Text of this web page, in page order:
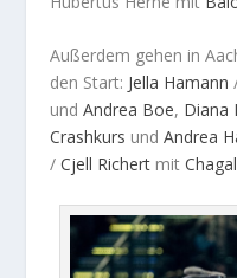
Außerdem gehen in
den Start: Jella Hamann
undAndrea Boe, Diana
Crashkurs undAndrea
/Cjell Richert mit